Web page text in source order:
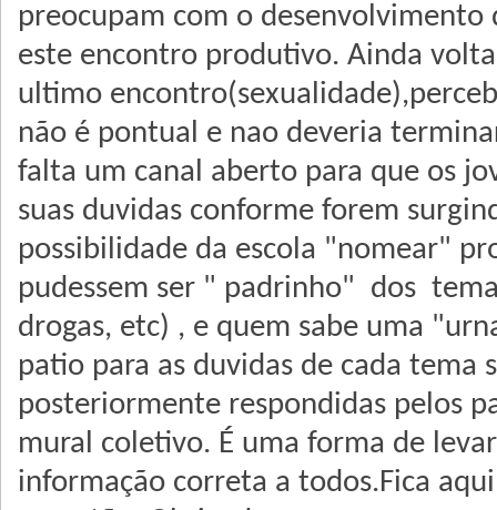
preocupam com o desenvolvimento
este encontro produtivo. Ainda
ultimo
não é pontual e nao deveria
falta um canal aberto para que os
suas duvidas conforme forem
possibilidade da escola "nomear"
pudessem ser " padrinho" dos
drogas, etc) , e quem sabe uma
patio para as duvidas de cada tema
posteriormente respondidas pelos
mural coletivo. É uma forma de
informação correta a todos.Fica